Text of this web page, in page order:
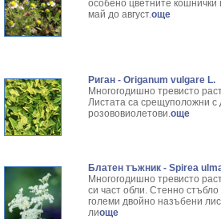
особено цветните
май до август.още
Риган - Оriganum vulgare L.
Многогодишно тревисто
Листата са срещуположни с
розововиолетови.още
Блатен тъжник - Spirea
Многогодишно тревисто
си част обли. Стенно
големи двойно назъбени
лиоще